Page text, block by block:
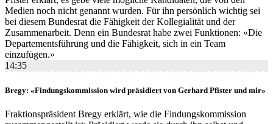
Medien noch nicht genannt wurden. Für ihn persönlich wichtig sei
bei diesem Bundesrat die Fähigkeit der Kollegialität und der
Zusammenarbeit. Denn ein Bundesrat habe zwei Funktionen: «Die
Departementsführung und die Fähigkeit, sich in ein Team
einzufügen.»
14:35
Bregy: «Findungskommission wird präsidiert von Gerhard Pfister und mir»
Fraktionspräsident Bregy erklärt, wie die Findungskommission